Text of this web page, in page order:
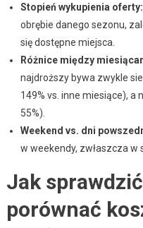
Stopień wykupienia oferty:
obrębie danego sezonu,
się dostępne miejsca.
Różnice między
najdroższy bywa zwykle
149% vs. inne miesiące), a
55%).
Weekend vs. dni
w weekendy, zwłaszcza w
Jak
porównać